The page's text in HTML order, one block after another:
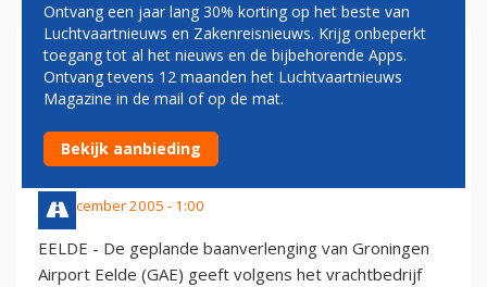
MEER CARGO ACTIVITEITEN
OP GRONINGEN AIRPORT
EELDE
24 december 2005 - 1:00
EELDE - De geplande baanverlenging van Groningen
Airport Eelde (GAE) geeft volgens het vrachtbedrijf
Ontvang een jaar lang 30% korting op het beste van
Luchtvaartnieuws en Zakenreisnieuws. Krijg onbeperkt
toegang tot al het nieuws en de bijbehorende Apps.
Ontvang tevens 12 maanden het Luchtvaartnieuws
Magazine in de mail of op de mat.
Bekijk aanbieding